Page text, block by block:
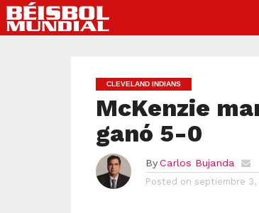
CLEVELAND INDIANS
McKenzie
ganó 5-0
By Carlos Bujanda
Posted on septiembre 3,